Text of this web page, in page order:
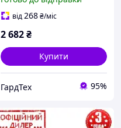
i-Solo (без АКБ і ЗП)
від268₴/міс
2 682₴
Купити
ГардТех 95%